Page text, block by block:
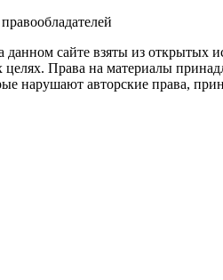
данном сайте взяты из открытых
целях. Права на материалы
нарушают авторские права,